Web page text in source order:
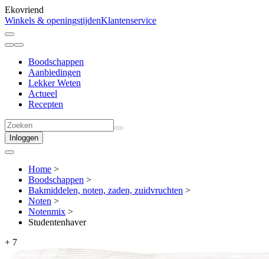
Ekovriend
Winkels & openingstijdenKlantenservice
Boodschappen
Aanbiedingen
Lekker Weten
Actueel
Recepten
Inloggen
Home >
Boodschappen >
Bakmiddelen, noten, zaden, zuidvruchten >
Noten >
Notenmix >
Studentenhaver
+ 7